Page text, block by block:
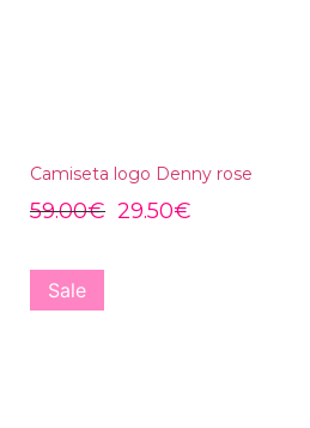
Camiseta logo Denny rose
59.00€ 29.50€
Sale